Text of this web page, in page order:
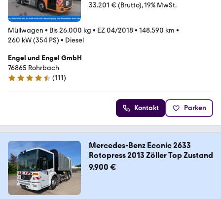
33.201 € (Brutto) 19% MwSt.
Müllwagen • Bis 26.000 kg • EZ 04/2018• 148.590 km •
260 kW (354 PS) • Diesel
Engel und Engel GmbH
76865 Rohrbach
4.7 Sterne
(111)
Kontakt Parken
Mercedes-Benz Econic 2633
Rotopress 2013 Zöller Top Zustand
9.900 €